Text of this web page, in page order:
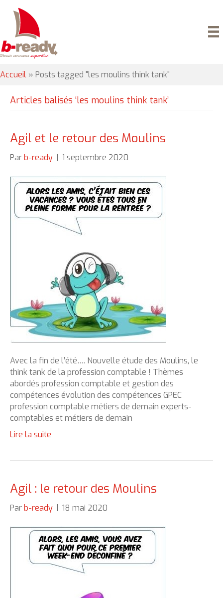
Accueil » Posts tagged "les moulins think tank"
Articles balisés ‘les moulins think tank’
Agil et le retour des Moulins
Par b-ready 1 septembre 2020
Avec la fin de l’été…. Nouvelle étude des Moulins, le
think tank de la profession comptable ! Thèmes
abordés profession comptable et gestion des
compétences évolution des compétences GPEC
profession comptable métiers de demain experts-
comptables et métiers de demain
Lire la suite
Agil : le retour des Moulins
Par b-ready 18 mai 2020